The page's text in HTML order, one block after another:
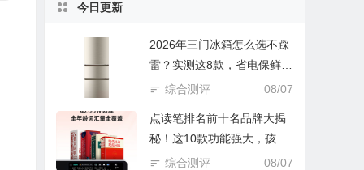
今日更新
2026年三门冰箱怎么选不踩
雷？实测这8款，省电保鲜还
实惠！
08/07
综合测评
点读笔排名前十名品牌大揭
秘！这10款功能强大，孩子
学习好帮手
08/07
综合测评